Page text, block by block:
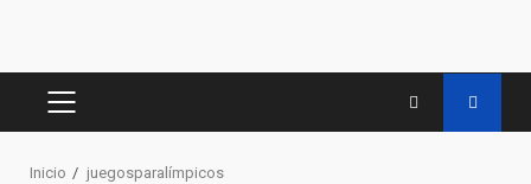
MENÚ
Inicio juegosparalímpicos